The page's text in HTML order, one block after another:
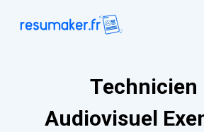
Technicien
Audiovisuel